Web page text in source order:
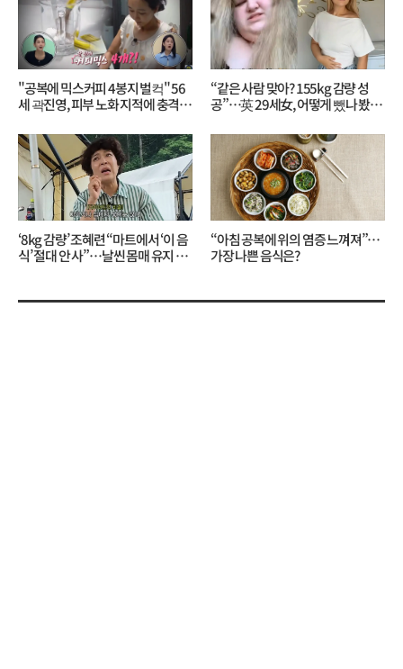
"공복에 믹스커피 4봉지 벌컥" 56
세 곽진영, 피부 노화 지적에 충격…
“같은 사람 맞아? 155kg 감량 성
공”…英 29세女, 어떻게 뺐나 봤더
‘8kg 감량’ 조혜련 “마트에서 ‘이 음
식’ 절대 안 사”…날씬 몸매 유지 비
“아침 공복에 위의 염증 느껴져”…
가장 나쁜 음식은?